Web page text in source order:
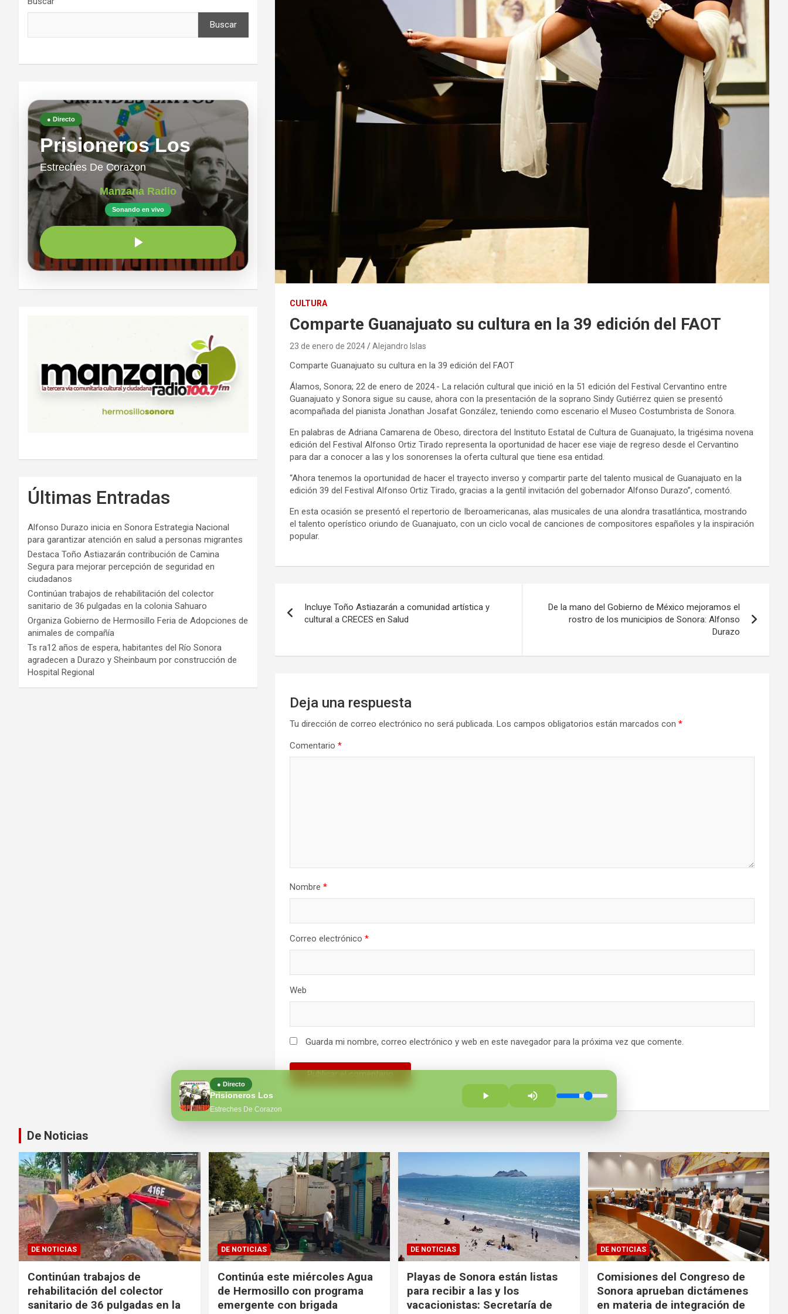
CULTURA
Comparte Guanajuato su cultura en la 39 edición del FAOT
23 de enero de 2024 Alejandro Islas
Comparte Guanajuato su cultura en la 39 edición del FAOT
Álamos, Sonora; 22 de enero de 2024.- La relación cultural que inició en la 51 edición del Festival Cervantino entre
Guanajuato y Sonora sigue su cause, ahora con la presentación de la soprano Sindy Gutiérrez quien se presentó
acompañada del pianista Jonathan Josafat González, teniendo como escenario el Museo Costumbrista de Sonora.
En palabras de Adriana Camarena de Obeso, directora del Instituto Estatal de Cultura de Guanajuato, la trigésima novena
edición del Festival Alfonso Ortiz Tirado representa la oportunidad de hacer ese viaje de regreso desde el Cervantino
para dar a conocer a las y los sonorenses la oferta cultural que tiene esa entidad.
“Ahora tenemos la oportunidad de hacer el trayecto inverso y compartir parte del talento musical de Guanajuato en la
edición 39 del Festival Alfonso Ortiz Tirado, gracias a la gentil invitación del gobernador Alfonso Durazo”, comentó.
En esta ocasión se presentó el repertorio de Iberoamericanas, alas musicales de una alondra trasatlántica, mostrando
el talento operístico oriundo de Guanajuato, con un ciclo vocal de canciones de compositores españoles y la inspiración
popular.
de
Incluye Toño Astiazarán a comunidad artística y
cultural a CRECES en Salud
De la mano del Gobierno de México mejoramos el
rostro de los municipios de Sonora: Alfonso
Durazo
Deja una respuesta
Tu dirección de correo electrónico no será publicada. Los campos obligatorios están marcados con *
Comentario *
Nombre *
Correo electrónico *
Web
Guarda mi nombre, correo electrónico y web en este navegador para la próxima vez que comente.
Buscar
● Directo
Prisioneros Los
Estreches De Corazon
Manzana Radio
Sonando en vivo
● Directo
Prisioneros Los
Estreches De Corazon
Últimas Entradas
Alfonso Durazo inicia en Sonora Estrategia Nacional
para garantizar atención en salud a personas migrantes
Destaca Toño Astiazarán contribución de Camina
Segura para mejorar percepción de seguridad en
ciudadanos
Continúan trabajos de rehabilitación del colector
sanitario de 36 pulgadas en la colonia Sahuaro
Organiza Gobierno de Hermosillo Feria de Adopciones de
animales de compañía
Ts ra12 años de espera, habitantes del Río Sonora
agradecen a Durazo y Sheinbaum por construcción de
Hospital Regional
De Noticias
DE NOTICIAS
Continúan trabajos de
rehabilitación del colector
sanitario de 36 pulgadas en la
DE NOTICIAS
Continúa este miércoles Agua
de Hermosillo con programa
emergente con brigada
DE NOTICIAS
Playas de Sonora están listas
para recibir a las y los
vacacionistas: Secretaría de
DE NOTICIAS
Comisiones del Congreso de
Sonora aprueban dictámenes
en materia de integración de